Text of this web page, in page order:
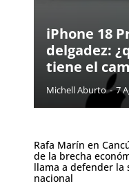
iPhone 18
delgadez:
tiene el
Michell Aburto - 7
Rafa Marín en
de la brecha
llama a defender la
nacional